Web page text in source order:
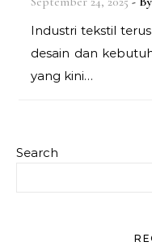
Industri tekstil terus berkembang mengikuti tren
desain dan
yang kini…
Search